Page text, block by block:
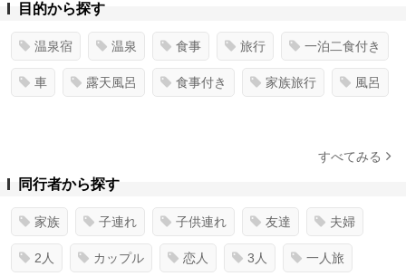
目的から探す
温泉宿 温泉 食事 旅行 一泊二食付き
車 露天風呂 食事付き 家族旅行 風呂
すべてみる
同行者から探す
家族 子連れ 子供連れ 友達 夫婦
2人 カップル 恋人 3人 一人旅